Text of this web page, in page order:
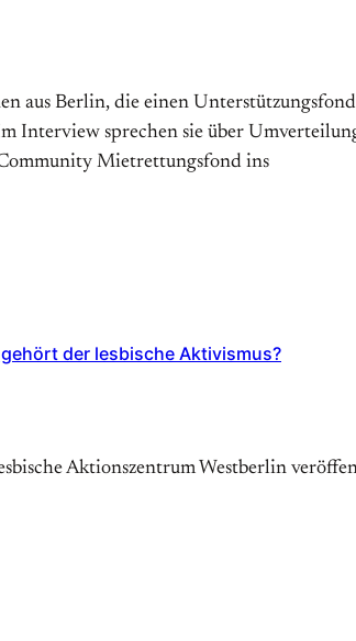
aus Berlin, die einen
Interview sprechen sie über
Mietrettungsfond ins
der lesbische Aktivismus?
Aktionszentrum Westberlin